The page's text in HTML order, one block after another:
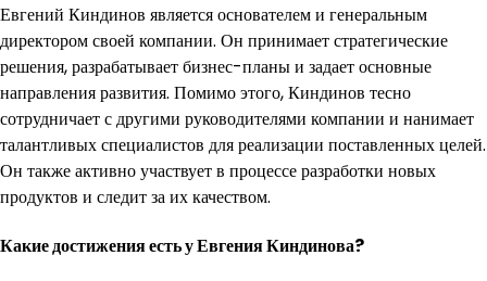
Евгений Киндинов является основателем и генеральным
директором своей компании. Он принимает стратегические
решения, разрабатывает бизнес-планы и задает основные
направления развития. Помимо этого, Киндинов тесно
сотрудничает с другими руководителями компании и нанимает
талантливых специалистов для реализации поставленных целей.
Он также активно участвует в процессе разработки новых
продуктов и следит за их качеством.
Какие достижения есть у Евгения Киндинова?